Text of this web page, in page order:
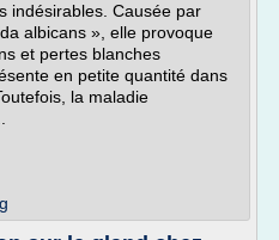
indésirables. Causée par
albicans », elle provoque
et pertes blanches
en petite quantité dans
la maladie